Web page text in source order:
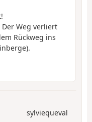
Weg verliert
Rückweg ins
sylviequeval